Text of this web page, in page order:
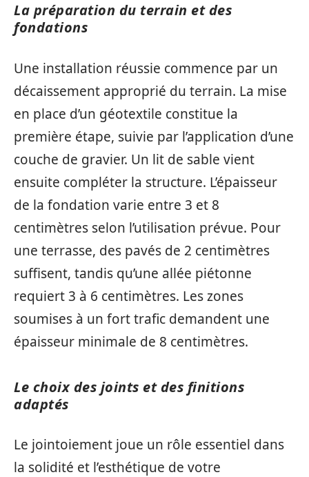
La préparation du terrain et des
fondations
Une installation réussie commence par un
décaissement approprié du terrain. La mise
en place d’un géotextile constitue la
première étape, suivie par l’application d’une
couche de gravier. Un lit de sable vient
ensuite compléter la structure. L’épaisseur
de la fondation varie entre 3 et 8
centimètres selon l’utilisation prévue. Pour
une terrasse, des pavés de 2 centimètres
suffisent, tandis qu’une allée piétonne
requiert 3 à 6 centimètres. Les zones
soumises à un fort trafic demandent une
épaisseur minimale de 8 centimètres.
Le choix des joints et des finitions
adaptés
Le jointoiement joue un rôle essentiel dans
la solidité et l’esthétique de votre